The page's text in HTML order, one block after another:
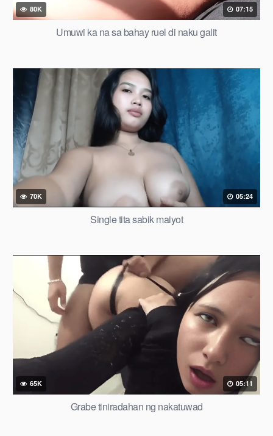
80K 07:15
Umuwi ka na sa bahay ruel di naku galit
70K 05:24
Single tita sabik maiyot
65K 05:11
Grabe tiniradahan ng nakatuwad